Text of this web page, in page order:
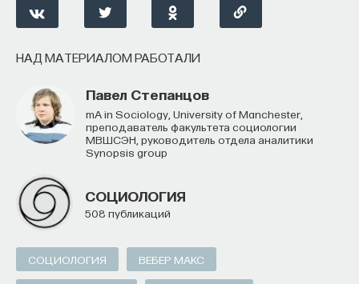
НАД МАТЕРИАЛОМ РАБОТАЛИ
Павел Степанцов
MA in Sociology, University of Manchester,
преподаватель факультета социологии
МВШСЭН, руководитель отдела аналитики
Synopsis group
СОЦИОЛОГИЯ
508 публикаций
СОЦИОЛОГИЯ ВЕБЕР МАКС